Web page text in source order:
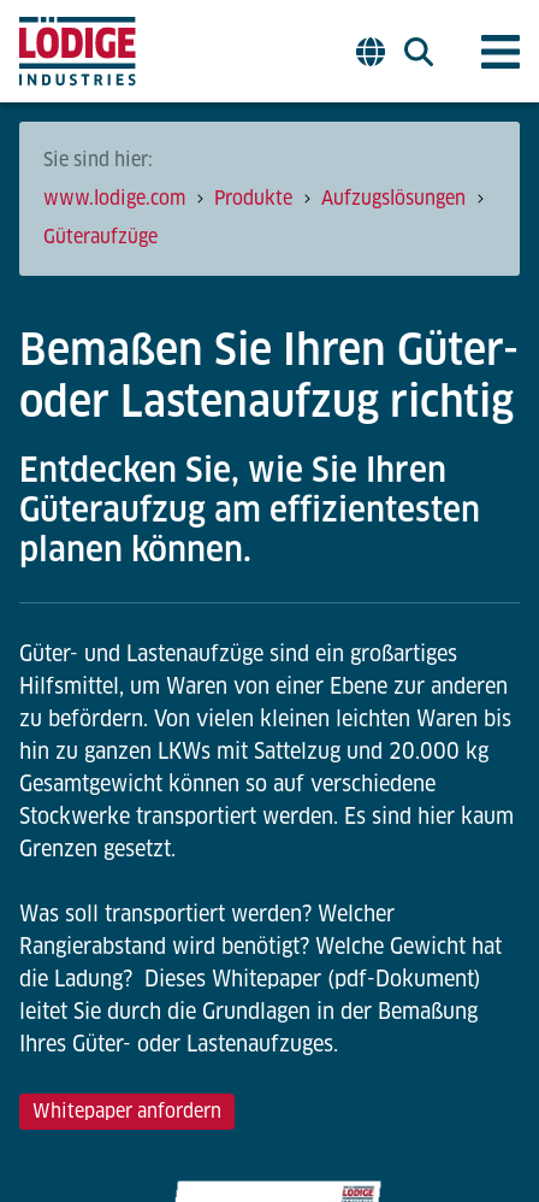
Sie sind hier:
www.lodige.com
Produkte
Aufzugslösungen
Güteraufzüge
Bemaßen Sie Ihren Güter-
oder Lastenaufzug richtig
Entdecken Sie, wie Sie Ihren
Güteraufzug am effizientesten
planen können.
Güter- und Lastenaufzüge sind ein großartiges
Hilfsmittel, um Waren von einer Ebene zur anderen
zu befördern. Von vielen kleinen leichten Waren bis
hin zu ganzen LKWs mit Sattelzug und 20.000 kg
Gesamtgewicht können so auf verschiedene
Stockwerke transportiert werden. Es sind hier kaum
Grenzen gesetzt.
Was soll transportiert werden? Welcher
Rangierabstand wird benötigt? Welche Gewicht hat
die Ladung? Dieses Whitepaper (pdf-Dokument)
leitet Sie durch die Grundlagen in der Bemaßung
Ihres Güter- oder Lastenaufzuges.
Whitepaper anfordern